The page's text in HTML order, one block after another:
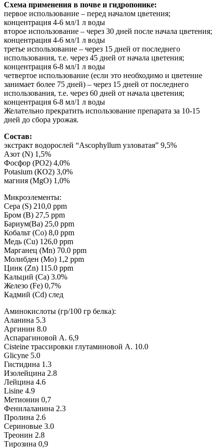
Схема применения в почве и гидропонике:
первое использование – перед началом цветения;
концентрация 4-6 мл/1 л воды
второе использование – через 30 дней после начала цветения;
концентрация 4-6 мл/1 л воды
третье использование – через 15 дней от последнего
использования, т.е. через 45 дней от начала цветения;
концентрация 6-8 мл/1 л воды
четвертое использование (если это необходимо и цветение
занимает более 75 дней) – через 15 дней от последнего
использования, т.е. через 60 дней от начала цветения;
концентрация 6-8 мл/1 л воды
Желательно прекратить использование препарата за 10-15
дней до сбора урожая.
Состав:
экстракт водорослей “Ascophyllum узловатая” 9,5%
Азот (N) 1,5%
Фосфор (PO2) 4,0%
Potasium (КО2) 3,0%
магния (MgO) 1,0%
Микроэлементы:
Сера (S) 210,0 ppm
Бром (B) 27,5 ppm
Бариум(Ba) 25,0 ppm
Кобальт (Co) 8,0 ppm
Медь (Cu) 126,0 ppm
Марганец (Mn) 70.0 ppm
Молибден (Mo) 1,2 ppm
Цинк (Zn) 115.0 ppm
Кальций (Ca) 3.0%
Железо (Fe) 0,7%
Кадмий (Cd) след
Аминокислоты (гр/100 гр белка):
Аланина 5.3
Аргинин 8.0
Аспарагиновой A. 6,9
Cisteine трассировки глутаминовой A. 10.0
Glicyne 5.0
Гистидина 1.3
Изолейцина 2.8
Лейцина 4.6
Lisine 4.9
Метионин 0,7
Фенилаланина 2.3
Пролина 2.6
Сериновые 3.0
Треонин 2.8
Тирозина 0,9